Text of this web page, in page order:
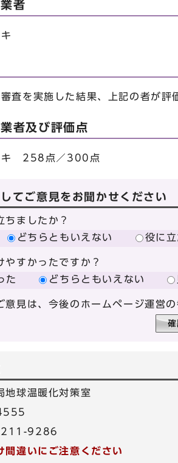
者
査を実施した結果、上記の者が評
者及び評価点
キ 258点／300点
てご意見をお聞かせください
ちましたか？
どちらともいえない 役に
やすかったですか？
た
どちらともいえない
意見は、今後のホームページ運営の
地球温暖化対策室
9286
間違いにご注意ください